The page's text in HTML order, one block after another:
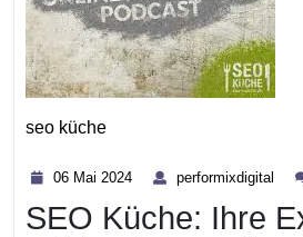
seo küche
06 Mai 2024
2024
performixdigital
SEO Küche: Ihre